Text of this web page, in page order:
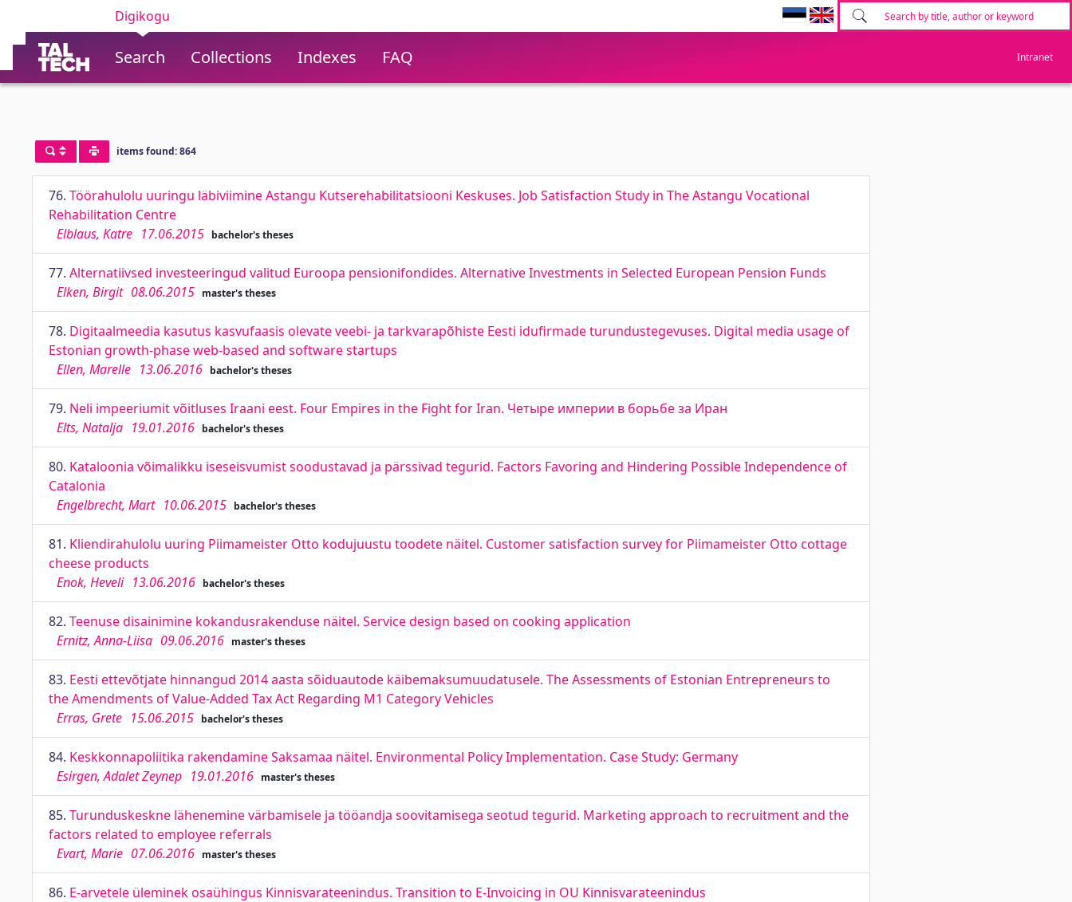
Digikogu
Search Collections Indexes FAQ Intranet
items found: 864
76. Töörahulolu uuringu läbiviimine Astangu Kutserehabilitatsiooni Keskuses. Job Satisfaction Study in The Astangu Vocational
Rehabilitation Centre
Elblaus, Katre 17.06.2015 bachelor's theses
77. Alternatiivsed investeeringud valitud Euroopa pensionifondides. Alternative Investments in Selected European Pension Funds
Elken, Birgit 08.06.2015 master's theses
78. Digitaalmeedia kasutus kasvufaasis olevate veebi- ja tarkvarapõhiste Eesti idufirmade turundustegevuses. Digital media usage of
Estonian growth-phase web-based and software startups
Ellen, Marelle 13.06.2016 bachelor's theses
79. Neli impeeriumit võitluses Iraani eest. Four Empires in the Fight for Iran. Четыре империи в борьбе за Иран
Elts, Natalja 19.01.2016 bachelor's theses
80. Kataloonia võimalikku iseseisvumist soodustavad ja pärssivad tegurid. Factors Favoring and Hindering Possible Independence of
Catalonia
Engelbrecht, Mart 10.06.2015 bachelor's theses
81. Kliendirahulolu uuring Piimameister Otto kodujuustu toodete näitel. Customer satisfaction survey for Piimameister Otto cottage
cheese products
Enok, Heveli 13.06.2016 bachelor's theses
82. Teenuse disainimine kokandusrakenduse näitel. Service design based on cooking application
Ernitz, Anna-Liisa 09.06.2016 master's theses
83. Eesti ettevõtjate hinnangud 2014 aasta sõiduautode käibemaksumuudatusele. The Assessments of Estonian Entrepreneurs to
the Amendments of Value-Added Tax Act Regarding M1 Category Vehicles
Erras, Grete 15.06.2015 bachelor's theses
84. Keskkonnapoliitika rakendamine Saksamaa näitel. Environmental Policy Implementation. Case Study: Germany
Esirgen, Adalet Zeynep 19.01.2016 master's theses
85. Turunduskeskne lähenemine värbamisele ja tööandja soovitamisega seotud tegurid. Marketing approach to recruitment and the
factors related to employee referrals
Evart, Marie 07.06.2016 master's theses
86. E-arvetele üleminek osaühingus Kinnisvarateenindus. Transition to E-Invoicing in OU Kinnisvarateenindus